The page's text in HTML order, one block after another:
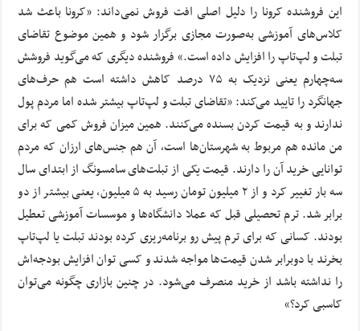
این فروشنده کرونا را دلیل اصلی افت فروش نمی‌داند: «کرونا باعث شد
کلاس‌های آموزشی به‌صورت مجازی برگزار شود و همین موضوع تقاضای
تبلت و لپ‌تاپ را افزایش داده است.» فروشنده دیگری که می‌گوید فروشش
سه‌چهارم یعنی نزدیک به ۷۵ درصد کاهش داشته است هم حرف‌های
جهانگرد را تایید می‌کند: «تقاضای تبلت و لپ‌تاپ بیشتر شده اما مردم پول
ندارند و به قیمت‌ کردن بسنده می‌کنند. همین میزان فروش کمی که برای
من مانده هم مربوط به شهرستان‌ها است، آن هم جنس‌های ارزان که مردم
توانایی خرید آن را دارند. قیمت یکی از تبلت‌های سامسونگ از ابتدای سال
سه بار تغییر کرد و از ۲ میلیون تومان رسید به ۵ میلیون، یعنی بیشتر از دو
برابر شد. ترم تحصیلی قبل که عملا دانشگاه‌ها و موسسات آموزشی تعطیل
بودند. کسانی که برای ترم پیش رو برنامه‌ریزی کرده‌ بودند تبلت یا لپ‌تاپ
بخرند با دوبرابر شدن قیمت‌ها مواجه شدند و کسی توان افزایش بودجه‌اش
را نداشته باشد از خرید منصرف می‌شود. در چنین بازاری چگونه می‌توان
کاسبی کرد؟»